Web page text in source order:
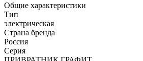
Общие характеристики
Тип
электрическая
Страна бренда
Россия
Серия